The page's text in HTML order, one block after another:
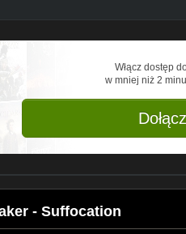
Włącz dostęp
w mniej niż 2
- Suffocation